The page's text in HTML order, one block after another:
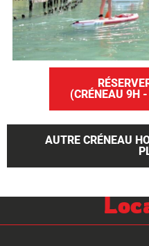
(CRÉNEAU 9H
AUTRE CRÉNEAU